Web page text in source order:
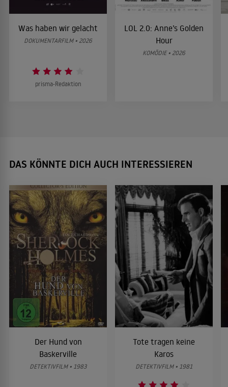
Was haben wir gelacht
DOKUMENTARFILM • 2026
prisma-Redaktion
LOL 2.0: Anne’s Golden
Hour
KOMÖDIE • 2026
DAS KÖNNTE DICH AUCH INTERESSIEREN
Der Hund von
Baskerville
DETEKTIVFILM • 1983
Tote tragen keine
Karos
DETEKTIVFILM • 1981